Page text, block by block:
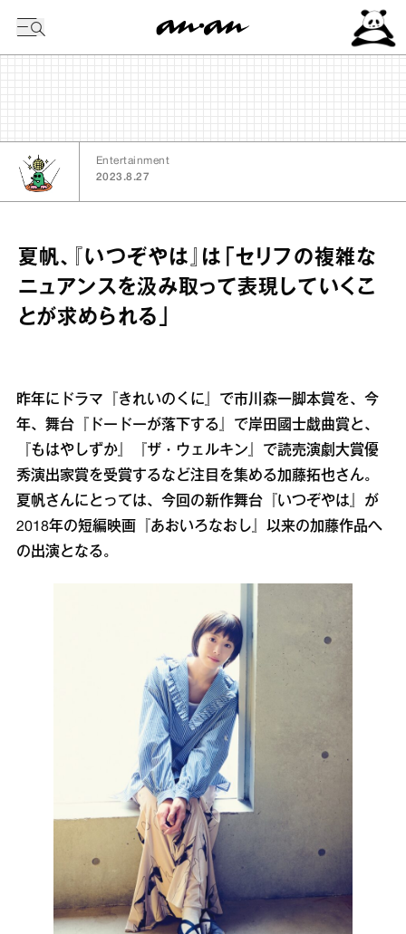
Entertainment
2023.8.27
夏帆、『いつぞやは』は「セリフの複雑な
ニュアンスを汲み取って表現していくこ
とが求められる」
昨年にドラマ『きれいのくに』で市川森一脚本賞を、今
年、舞台『ドードーが落下する』で岸田國士戯曲賞と、
『もはやしずか』『ザ・ウェルキン』で読売演劇大賞優
秀演出家賞を受賞するなど注目を集める加藤拓也さん。
夏帆さんにとっては、今回の新作舞台『いつぞやは』が
2018年の短編映画『あおいろなおし』以来の加藤作品へ
の出演となる。